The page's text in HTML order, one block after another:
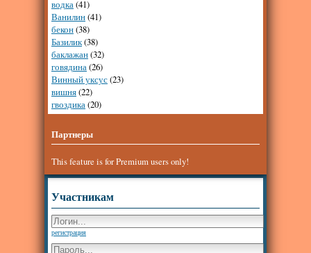
водка(41)
Ванилин(41)
бекон(38)
Базилик(38)
баклажан(32)
говядина(26)
Винный уксус(23)
вишня(22)
гвоздика(20)
Партнеры
This feature is for Premium users only!
Участникам
регистрация